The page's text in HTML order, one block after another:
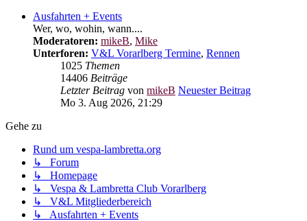
Ausfahrten + Events
Wer, wo, wohin, wann....
Moderatoren: mikeB, Mike
Unterforen: V&L Vorarlberg Termine, Rennen
1025 Themen
14406 Beiträge
Letzter Beitrag von mikeB Neuester Beitrag
Mo 3. Aug 2026, 21:29
Gehe zu
Rund um vespa-lambretta.org
↳ Forum
↳ Homepage
↳ Vespa & Lambretta Club Vorarlberg
↳ V&L Mitgliederbereich
↳ Ausfahrten + Events